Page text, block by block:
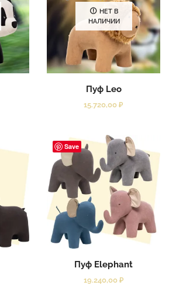
НЕТ В
НАЛИЧИИ
Пуф Leo
15.720,00 ₽
Save
Пуф Elephant
19.240,00 ₽